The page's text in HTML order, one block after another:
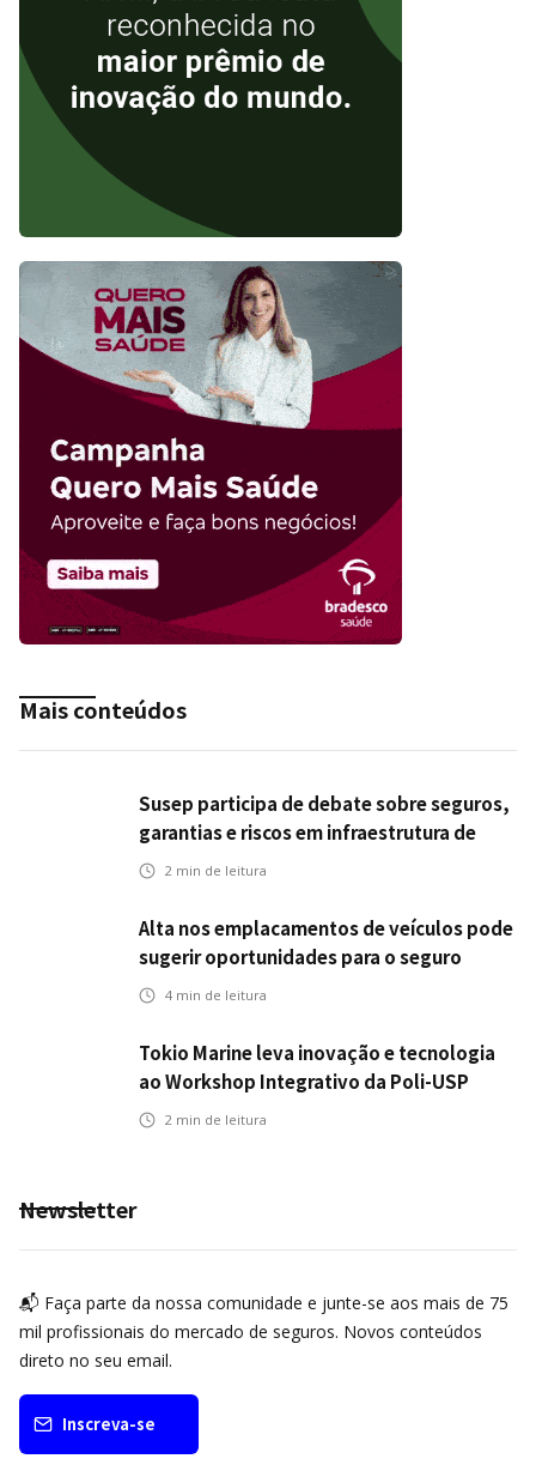
Mais conteúdos
Susep participa de debate sobre seguros,
garantias e riscos em infraestrutura de
transportes
2 min de leitura
Alta nos emplacamentos de veículos pode
sugerir oportunidades para o seguro
automotivo
4 min de leitura
Tokio Marine leva inovação e tecnologia
ao Workshop Integrativo da Poli-USP
2 min de leitura
Newsletter
📬 Faça parte da nossa comunidade e junte-se aos mais de 75
mil profissionais do mercado de seguros. Novos conteúdos
direto no seu email.
Inscreva-se